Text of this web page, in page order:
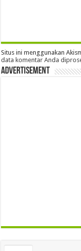
Situs ini menggunakan
data komentar Anda
Advertisement